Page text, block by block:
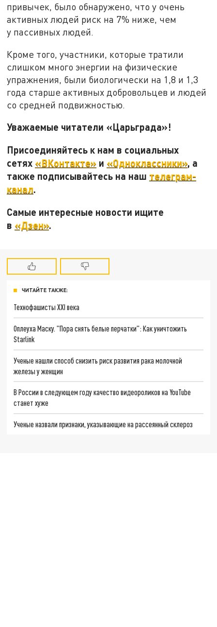
привычек, было обнаружено, что у очень
активных людей риск на 7% ниже, чем
у пассивных людей.
Кроме того, участники, которые тратили
слишком много энергии на физические
упражнения, были биологически на 1,8 и 1,3
года старше активных добровольцев и людей
со средней подвижностью.
Уважаемые читатели «Царьграда»!
Присоединяйтесь к нам в социальных
сетях «ВКонтакте» и «Одноклассники», а
также подписывайтесь на наш телеграм-
канал.
Самые интересные новости ищите
в «Дзен».
ЧИТАЙТЕ ТАКЖЕ:
Технофашисты XXI века
Оплеуха Маску. "Пора снять белые перчатки": Как уничтожить
Starlink
Ученые нашли способ снизить риск развития рака молочной
железы у женщин
В России в следующем году качество видеороликов на YouTube
станет хуже
Ученые назвали признаки, указывающие на рассеянный склероз